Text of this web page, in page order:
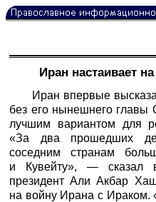
Иран настаивает
Иран впервые
без его нынешнего главы
лучшим вариантом для
«За два прошедших
соседним странам
и Кувейту», — сказал
президент Али Акбар
на войну Ирана с